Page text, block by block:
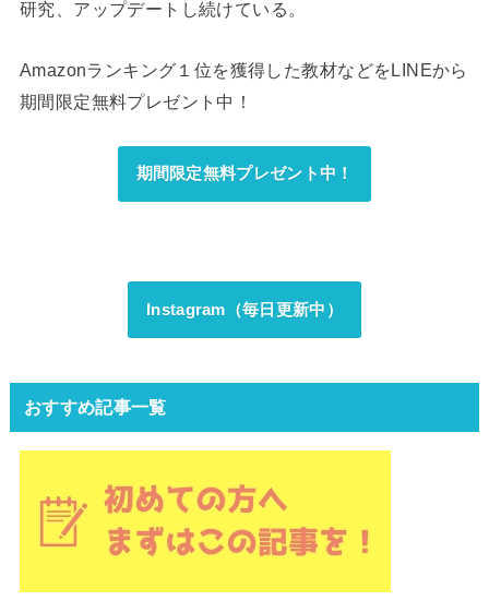
研究、アップデートし続けている。
Amazonランキング１位を獲得した教材などをLINEから
期間限定無料プレゼント中！
期間限定無料プレゼント中！
Instagram（毎日更新中）
おすすめ記事一覧